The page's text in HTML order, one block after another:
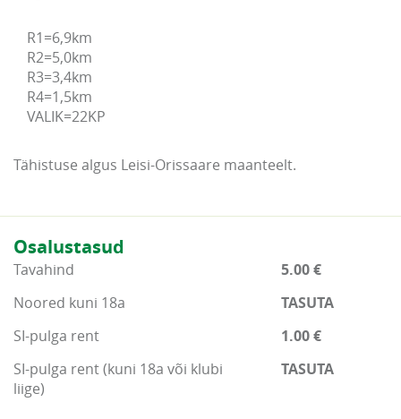
R1=6,9km
R2=5,0km
R3=3,4km
R4=1,5km
Tähistuse algus Leisi-Orissaare maanteelt.
Osalustasud
Tavahind
5.00 €
Noored kuni 18a
TASUTA
SI-pulga rent
1.00 €
SI-pulga rent (kuni 18a või klubi
liige)
TASUTA